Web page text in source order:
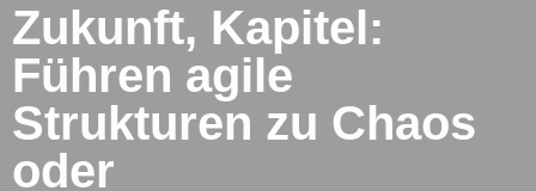
Zukunft, Kapitel:
Führen agile
Strukturen zu Chaos
oder